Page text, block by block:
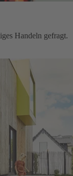
Handeln gefragt.